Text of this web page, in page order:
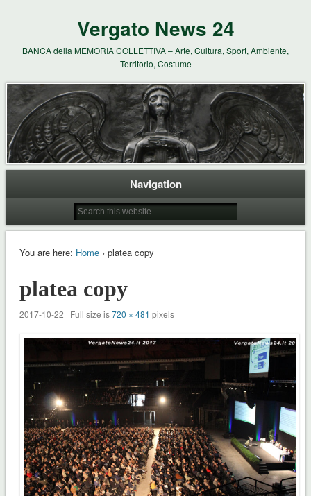
Vergato News 24
BANCA della MEMORIA COLLETTIVA – Arte, Cultura, Sport, Ambiente,
Territorio, Costume
Navigation
You are here: Home› platea copy
platea copy
2017-10-22 | Full size is720 × 481 pixels